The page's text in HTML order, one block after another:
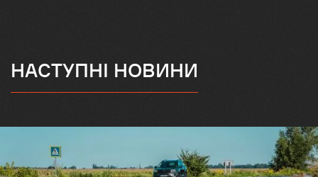
НАСТУПНІ НОВИНИ